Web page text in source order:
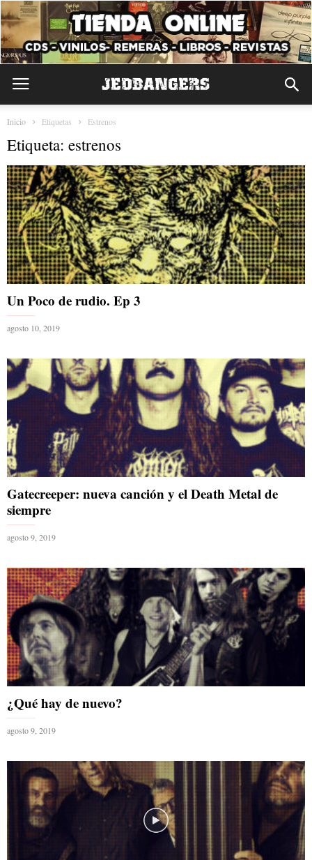
Inicio Etiquetas Estrenos
Etiqueta: estrenos
Un Poco de rudio. Ep 3
agosto 10, 2019
Gatecreeper: nueva canción y el Death Metal de
siempre
agosto 9, 2019
¿Qué hay de nuevo?
agosto 9, 2019